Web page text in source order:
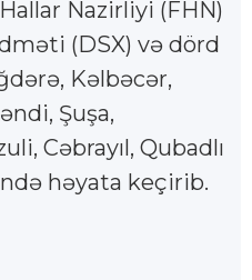
Nazirliyi (FHN)
(DSX) və dörd
Kəlbəcər,
Şuşa,
Cəbrayıl, Qubadlı
həyata keçirib.